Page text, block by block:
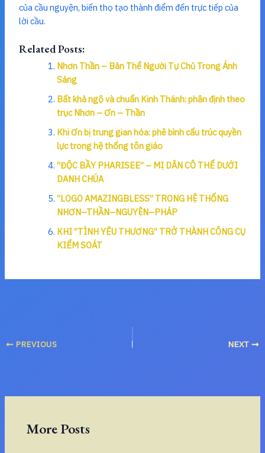
của cầu nguyện, biến thọ tạo thành điểm đến trực tiếp của
lời cầu.
Related Posts:
Nhơn Thần – Bản Thể Người Tự Chủ Trong Ánh
Sáng
Bất khả ngộ và chuẩn Kinh Thánh: phân định theo
trục Nhơn – Ơn – Thần
Khi Ơn bị trung gian hóa: phê bình cấu trúc quyền
lực trong hệ thống tôn giáo
“ĐỘC BẦY PHARISEE” – MỊ DÂN CÔ THẾ DƯỚI
DANH CHÚA
“LOGO AMAZINGBLESS” TRONG HỆ THỐNG
NHƠN–THẦN–NGUYỆN–PHÁP
KHI “TÌNH YÊU THƯƠNG” TRỞ THÀNH CÔNG CỤ
KIỂM SOÁT
PREVIOUS NEXT
More Posts